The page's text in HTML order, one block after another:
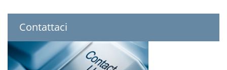
Contattaci